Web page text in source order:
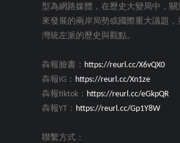
型為網路媒體，在歷史大變局中，關
來發展的兩岸局勢或國際重大議題，
灣統左派的歷史與觀點。
犇報臉書： https://reurl.cc/X6vQX0
犇報IG： https://reurl.cc/Xn1ze
犇報tiktok： https://reurl.cc/eGkpQR
犇報YT： https://reurl.cc/Gp1Y8W
聯繫方式：